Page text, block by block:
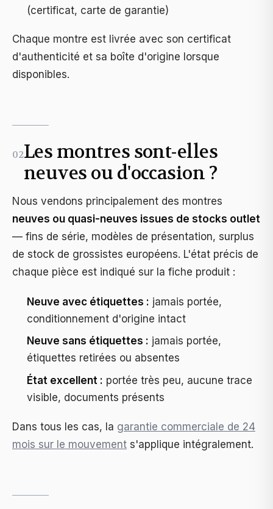
(certificat, carte de garantie)
Chaque montre est livrée avec son certificat
d'authenticité et sa boîte d'origine lorsque
disponibles.
02Les montres sont-elles
neuves ou d'occasion ?
Nous vendons principalement des montres
neuves ou quasi-neuves issues de stocks outlet
— fins de série, modèles de présentation, surplus
de stock de grossistes européens. L'état précis de
chaque pièce est indiqué sur la fiche produit :
Neuve avec étiquettes : jamais portée,
conditionnement d'origine intact
Neuve sans étiquettes : jamais portée,
étiquettes retirées ou absentes
État excellent : portée très peu, aucune trace
visible, documents présents
Dans tous les cas, la garantie commerciale de 24
mois sur le mouvement s'applique intégralement.